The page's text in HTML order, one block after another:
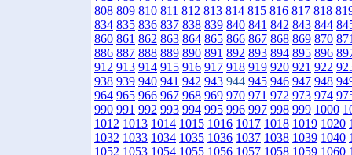
808 809 810 811 812 813 814 815 816 817 818
834 835 836 837 838 839 840 841 842 843 844
860 861 862 863 864 865 866 867 868 869 870
886 887 888 889 890 891 892 893 894 895 896
912 913 914 915 916 917 918 919 920 921 922
938 939 940 941 942 943 944 945 946 947 948
964 965 966 967 968 969 970 971 972 973 974
990 991 992 993 994 995 996 997 998 999 1000
1012 1013 1014 1015 1016 1017 1018 1019 1020
1032 1033 1034 1035 1036 1037 1038 1039 1040
1052 1053 1054 1055 1056 1057 1058 1059 1060